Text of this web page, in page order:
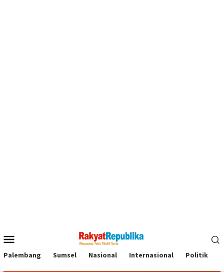
Mobile
Palembang Sumsel Nasional Internasional Politik